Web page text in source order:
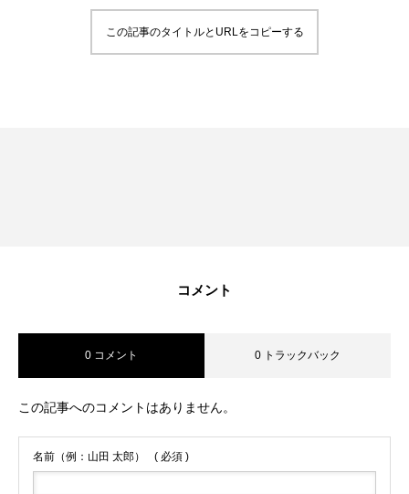
採用を知る
この記事のタイトルとURLをコピーする
コメント
0 コメント 0 トラックバック
この記事へのコメントはありません。
名前（例：山田 太郎） ( 必須 )